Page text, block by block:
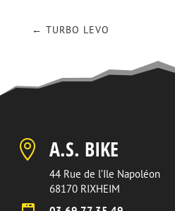
← TURBO LEVO
 A.S. BIKE
44 Rue de l’Ile Napoléon
68170 RIXHEIM